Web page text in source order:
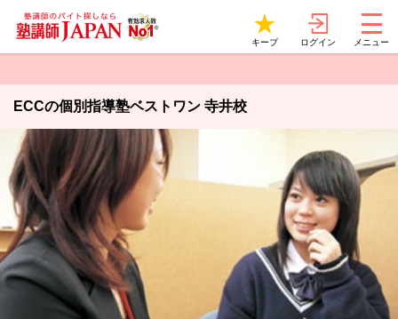
キープ ログイン メニュー
ECCの個別指導塾ベストワン 寺井校